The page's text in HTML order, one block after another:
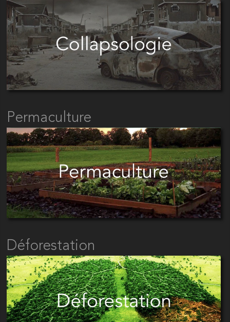
Permaculture
Déforestation